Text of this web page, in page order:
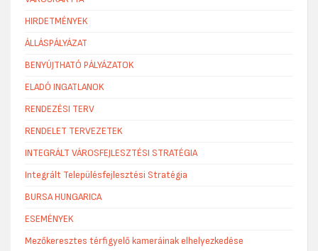
HIRDETMÉNYEK
ÁLLÁSPÁLYÁZAT
BENYÚJTHATÓ PÁLYÁZATOK
ELADÓ INGATLANOK
RENDEZÉSI TERV
RENDELET TERVEZETEK
INTEGRÁLT VÁROSFEJLESZTÉSI STRATÉGIA
Integrált Településfejlesztési Stratégia
BURSA HUNGARICA
ESEMÉNYEK
Mezőkeresztes térfigyelő kameráinak elhelyezkedése